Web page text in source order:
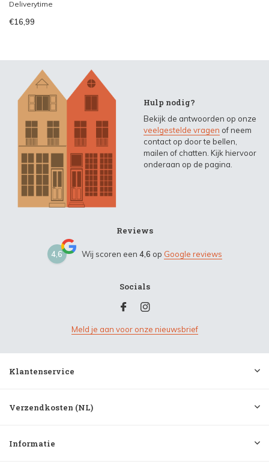
Deliverytime
€16,99
Hulp nodig?
Bekijk de antwoorden op onze
veelgestelde vragen of neem
contact op door te bellen,
mailen of chatten. Kijk hiervoor
onderaan op de pagina.
Reviews
4,6 Wij scoren een 4,6 op Google reviews
Socials
Meld je aan voor onze nieuwsbrief
Klantenservice
Verzendkosten (NL)
Informatie